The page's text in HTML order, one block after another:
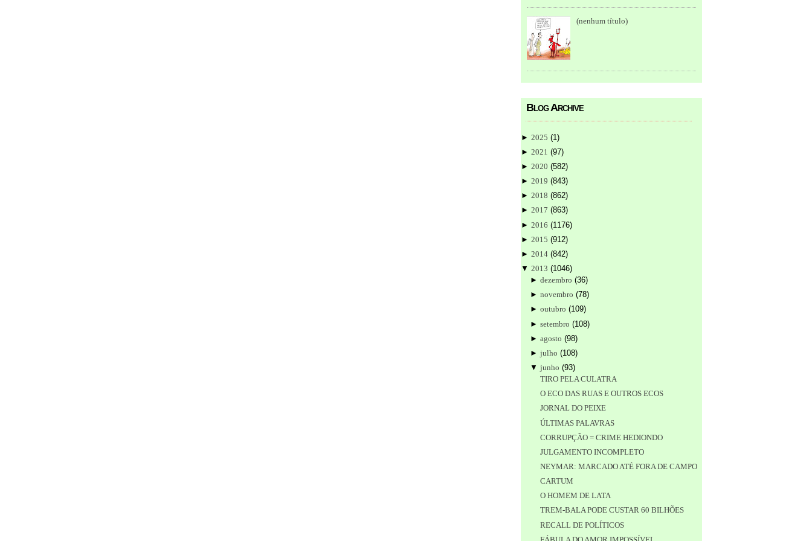
(nenhum título)
Blog Archive
► 2025 (1 )
► 2021 (97)
► 2020 (582)
► 2019 (843)
► 2018 (862)
► 2017 (863)
► 2016 (1176)
► 2015 (912)
► 2014 (842)
▼ 2013 (1046)
►dezembro (36)
►novembro (78)
►outubro (109)
►setembro (108)
►agosto (98)
►julho (108)
▼junho (93)
TIRO PELA CULATRA
O ECO DAS RUAS E OUTROS ECOS
JORNAL DO PEIXE
ÚLTIMAS PALAVRAS
CORRUPÇÃO = CRIME HEDIONDO
JULGAMENTO INCOMPLETO
NEYMAR: MARCADO ATÉ FORA DE CAMPO
CARTUM
O HOMEM DE LATA
TREM-BALA PODE CUSTAR 60 BILHÕES
RECALL DE POLÍTICOS